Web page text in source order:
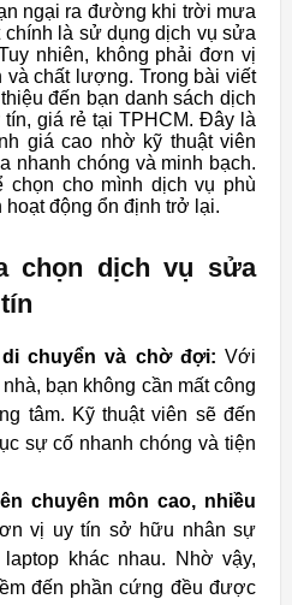
ngại ra đường khi trời mưa
chính là sử dụng dịch vụ sửa
nhiên, không phải đơn vị
và chất lượng. Trong bài viết
đến bạn danh sách dịch
giá rẻ tại TPHCM. Đây là
giá cao nhờ kỹ thuật viên
nhanh chóng và minh bạch.
chọn cho mình dịch vụ phù
động ổn định trở lại.
chọn dịch vụ sửa
chuyển và chờ đợi: Với
bạn không cần mất công
tâm. Kỹ thuật viên sẽ đến
sự cố nhanh chóng và tiện
chuyên môn cao, nhiều
vị uy tín sở hữu nhân sự
khác nhau. Nhờ vậy,
đến phần cứng đều được